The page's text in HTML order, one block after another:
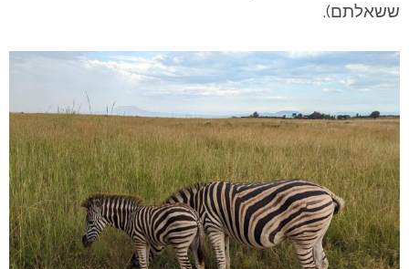
ששאלתם).